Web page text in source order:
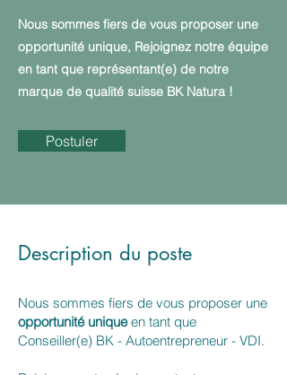
Nous sommes fiers de vous proposer une
opportunité unique, Rejoignez notre équipe
en tant que représentant(e) de notre
marque de qualité suisse BK Natura !
Postuler
Description du poste
Nous sommes fiers de vous proposer une
opportunité uniqueen tant que
Conseiller(e) BK - Autoentrepreneur - VDI.